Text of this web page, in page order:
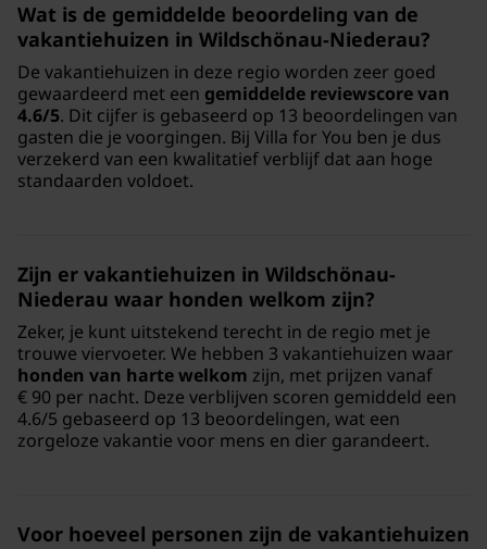
Wat is de gemiddelde beoordeling van de
vakantiehuizen in Wildschönau-Niederau?
De vakantiehuizen in deze regio worden zeer goed
gewaardeerd met een gemiddelde reviewscore van
4.6/5. Dit cijfer is gebaseerd op 13 beoordelingen van
gasten die je voorgingen. Bij Villa for You ben je dus
verzekerd van een kwalitatief verblijf dat aan hoge
standaarden voldoet.
Zijn er vakantiehuizen in Wildschönau-
Niederau waar honden welkom zijn?
Zeker, je kunt uitstekend terecht in de regio met je
trouwe viervoeter. We hebben 3 vakantiehuizen waar
honden van harte welkom zijn, met prijzen vanaf
€ 90 per nacht. Deze verblijven scoren gemiddeld een
4.6/5 gebaseerd op 13 beoordelingen, wat een
zorgeloze vakantie voor mens en dier garandeert.
Voor hoeveel personen zijn de vakantiehuizen